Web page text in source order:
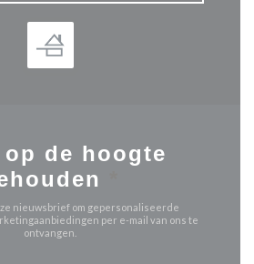
op de hoogte
nieuwsbrief om gepersonaliseerde
per e-mail van ons te
ontvangen.